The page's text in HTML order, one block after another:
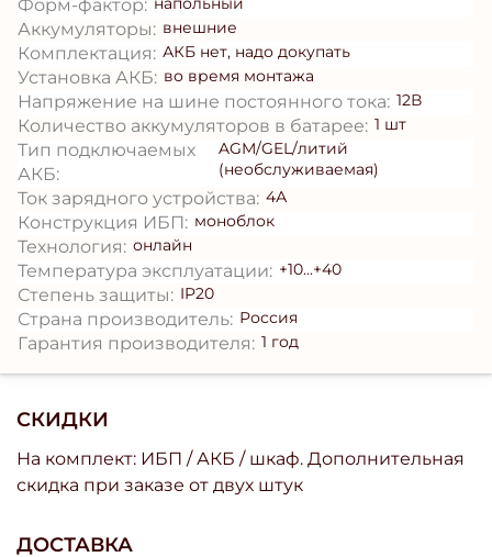
СКИДКИ
На комплект: ИБП / АКБ / шкаф. Дополнительная
скидка при заказе от двух штук
ДОСТАВКА
Форм-фактор:
Аккумуляторы: внешние
Комплектация: АКБ нет, надо докупать
Установка АКБ: во время монтажа
Напряжение на шине постоянного тока: 12В
Количество аккумуляторов в батарее: 1 шт
Тип подключаемых
АКБ:
AGM/GEL/литий
(необслуживаемая)
Ток зарядного устройства: 4А
Конструкция ИБП: моноблок
Технология: онлайн
Температура эксплуатации: +10...+40
Степень защиты: IP20
Страна производитель: Россия
Гарантия производителя: 1 год